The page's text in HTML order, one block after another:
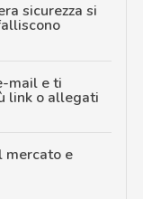
sicurezza si
mail e ti
link o allegati
mercato e